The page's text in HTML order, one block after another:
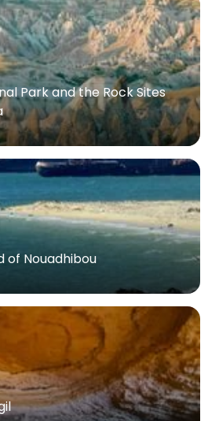
Park and the Rock Sites
of Nouadhibou